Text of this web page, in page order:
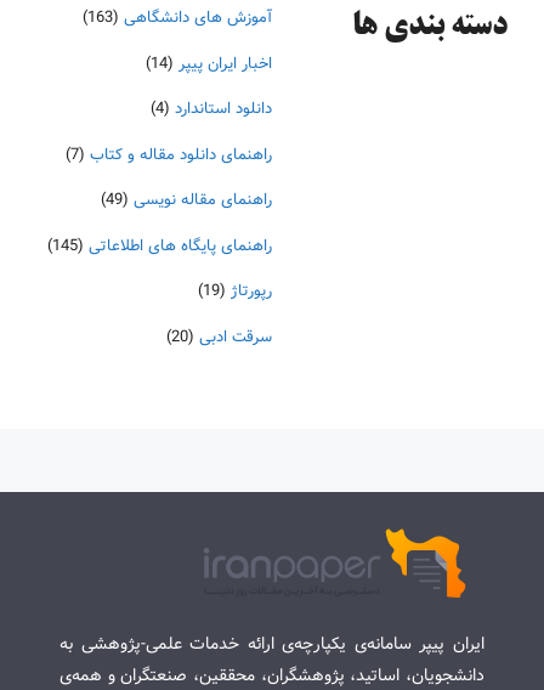
دسته‌ بندی ها آموزش های دانشگاهی (163)
اخبار ایران پیپر (14)
دانلود استاندارد (4)
راهنمای دانلود مقاله و کتاب (7)
راهنمای مقاله نویسی (49)
راهنمای پایگاه های اطلاعاتی (145)
رپورتاژ (19)
سرقت ادبی (20)
ایران پیپر سامانه‌ی یکپارچه‌ی ارائه خدمات علمی-پژوهشی به
دانشجویان، اساتید، پژوهشگران، محققین، صنعتگران و همه‌ی